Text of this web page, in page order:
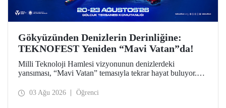
Gökyüzünden Denizlerin Derinliğine:
TEKNOFEST Yeniden “Mavi Vatan”da!
Milli Teknoloji Hamlesi vizyonunun denizlerdeki
yansıması, “Mavi Vatan” temasıyla tekrar hayat buluyor.
tarihlerinde Gölcük Tersanesi Komutanlığı’nda
03 Ağu 2026 Öğrenci